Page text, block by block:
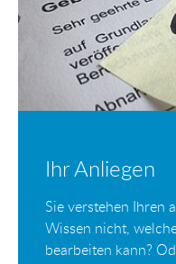
Ihr Anliegen
Sie verstehen Ihren
Wissen nicht,
bearbeiten kann?